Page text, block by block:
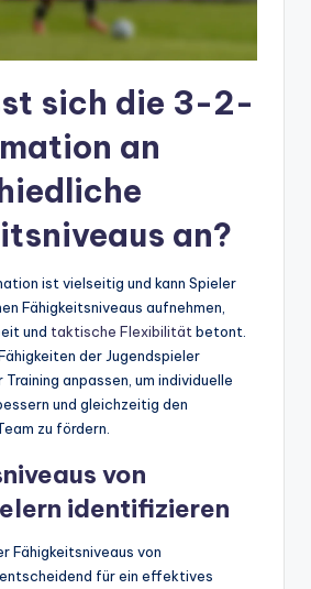
sich die 3-2-
an
an?
ist vielseitig und kann Spieler
Fähigkeitsniveaus aufnehmen,
und taktische Flexibilität betont.
der Jugendspieler
anpassen, um individuelle
und gleichzeitig den
zu fördern.
von
identifizieren
Fähigkeitsniveaus von
für ein effektives